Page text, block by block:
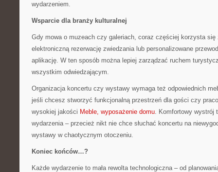
wydarzeniem.
Wsparcie dla branży kulturalnej
Gdy mowa o muzeach czy galeriach, coraz częściej korzysta
elektroniczną rezerwację zwiedzania lub personalizowane
aplikację. W ten sposób można lepiej zarządzać ruchem
wszystkim odwiedzającym.
Organizacja koncertu czy wystawy wymaga też odpowiednich
jeśli chcesz stworzyć funkcjonalną przestrzeń dla gości czy
wysokiej jakości Meble, wyposażenie domu. Komfortowy wystrój
wydarzenia – przecież nikt nie chce słuchać koncertu na
wystawy w chaotycznym otoczeniu.
Koniec końców…?
Każde wydarzenie to mała rewolta technologiczna – od